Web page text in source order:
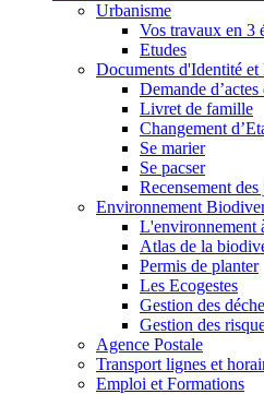
Urbanisme
Vos travaux en 3
Etudes
Documents d'Identité
Demande
Livret de famille
Changement
Se marier
Se pacser
Recensement
Environnement
L'environnement
Atlas de la
Permis de planter
Les Ecogestes
Gestion des
Gestion des
Agence Postale
Transport lignes et
Emploi et Formations